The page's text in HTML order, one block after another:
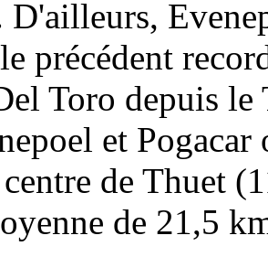
D'ailleurs,
précédent
Toro depuis
et
de Thuet
de 21,5